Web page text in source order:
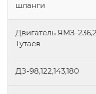
шланги
Двигатель ЯМЗ-
Тутаев
ДЗ-98,122,143,180